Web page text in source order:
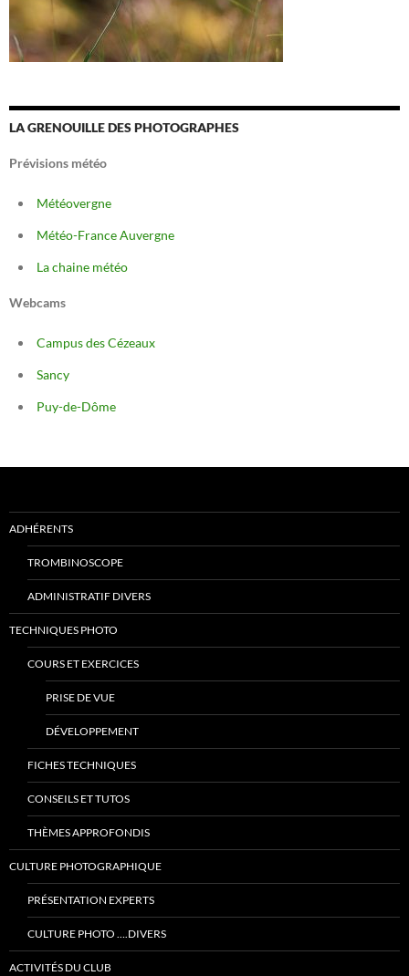
LA GRENOUILLE DES PHOTOGRAPHES
Prévisions météo
Météovergne
Météo-France Auvergne
La chaine météo
Webcams
Campus des Cézeaux
Sancy
Puy-de-Dôme
ADHÉRENTS
TROMBINOSCOPE
ADMINISTRATIF DIVERS
TECHNIQUES PHOTO
COURS ET EXERCICES
PRISE DE VUE
DÉVELOPPEMENT
FICHES TECHNIQUES
CONSEILS ET TUTOS
THÈMES APPROFONDIS
CULTURE PHOTOGRAPHIQUE
PRÉSENTATION EXPERTS
CULTURE PHOTO ….DIVERS
ACTIVITÉS DU CLUB